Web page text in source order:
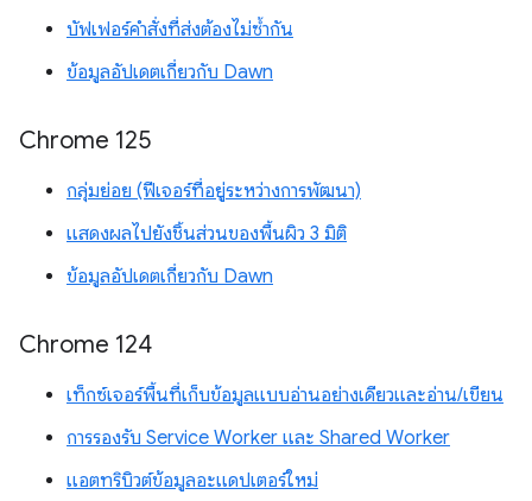
บัฟเฟอร์คำสั่งที่ส่งต้องไม่ซ้ำกัน
ข้อมูลอัปเดตเกี่ยวกับ Dawn
Chrome 125
กลุ่มย่อย (ฟีเจอร์ที่อยู่ระหว่างการพัฒนา)
แสดงผลไปยังชิ้นส่วนของพื้นผิว 3 มิติ
ข้อมูลอัปเดตเกี่ยวกับ Dawn
Chrome 124
เท็กซ์เจอร์พื้นที่เก็บข้อมูลแบบอ่านอย่างเดียวและอ่าน/เขียน
การรองรับ Service Worker และ Shared Worker
แอตทริบิวต์ข้อมูลอะแดปเตอร์ใหม่